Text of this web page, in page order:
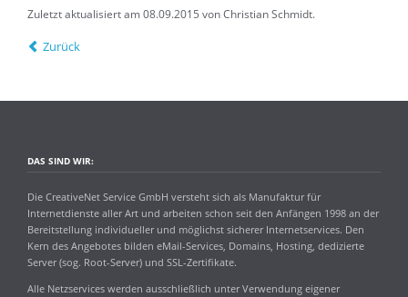
Zuletzt aktualisiert am 08.09.2015 von Christian Schmidt.
Zurück
DAS SIND WIR:
Die CreativeNet Service GmbH versteht sich als Manufaktur für
Internetdienste aller Art und arbeiten schon seit den Anfängen 1998 an der
Bereitstellung individueller und möglichst sicherer Internetservices. Den
Kern des Angebotes bilden eMail-Services, Domains, Hosting, dedizierte
Server (sog. Root-Server) und SSL-Zertifikate.
Alle Netzservices werden ausschließlich unter Verwendung eigener